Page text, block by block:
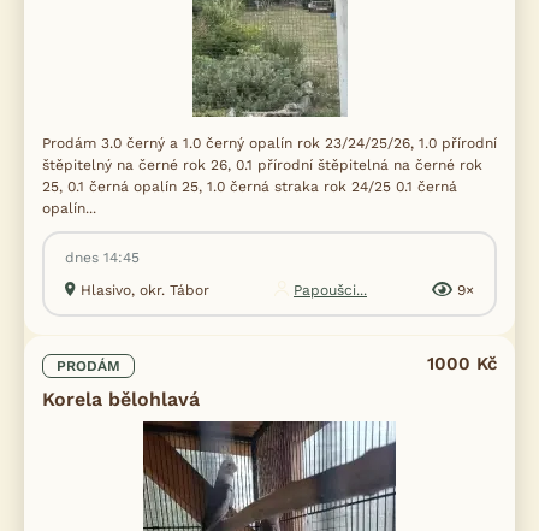
Prodám 3.0 černý a 1.0 černý opalín rok 23/24/25/26, 1.0 přírodní
štěpitelný na černé rok 26, 0.1 přírodní štěpitelná na černé rok
25, 0.1 černá opalín 25, 1.0 černá straka rok 24/25 0.1 černá
opalín...
dnes 14:45
Hlasivo, okr. Tábor
Papoušci... 9×
PRODÁM
Korela bělohlavá
1000 Kč